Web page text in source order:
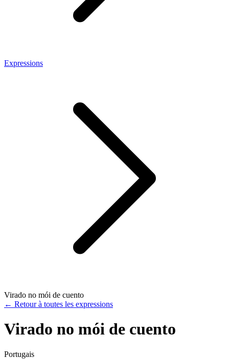
Expressions
Virado no mói de cuento
← Retour à toutes les expressions
Virado no mói de cuento
Portugais